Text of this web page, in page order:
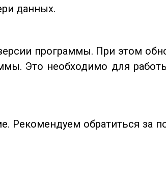
данных.
программы. При этом
Это необходимо для
Рекомендуем обратиться за